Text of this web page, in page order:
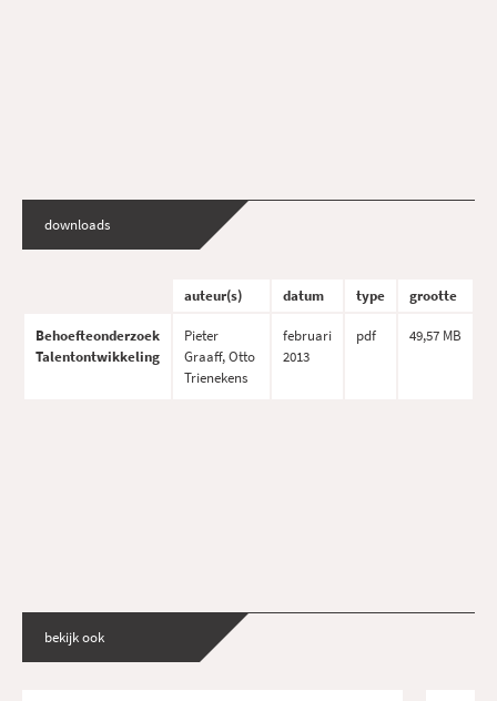
downloads
auteur(s) datum type grootte
Behoefteonderzoek
Talentontwikkeling
Pieter
Graaff, Otto
Trienekens
februari
2013
pdf 49,57 MB
bekijk ook